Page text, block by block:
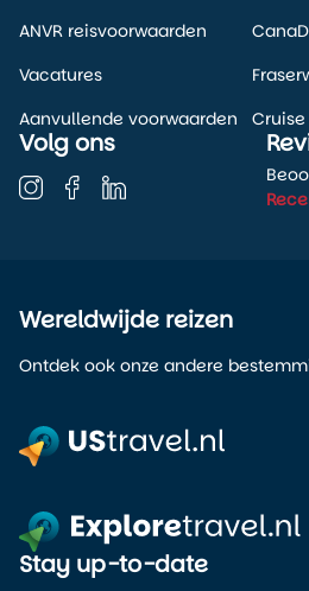
ANVR reisvoorwaarden
Vacatures
Aanvullende voorwaarden
Volg ons
Wereldwijde reizen
Ontdek ook onze andere
Stay up-to-date